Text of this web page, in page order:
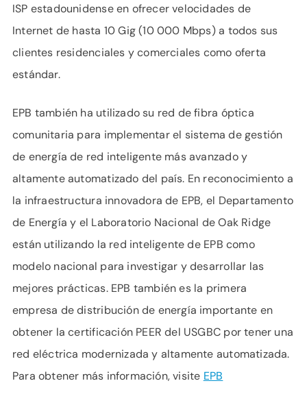
ISP estadounidense en ofrecer velocidades de
Internet de hasta 10 Gig (10 000 Mbps) a todos sus
clientes residenciales y comerciales como oferta
estándar.
EPB también ha utilizado su red de fibra óptica
comunitaria para implementar el sistema de gestión
de energía de red inteligente más avanzado y
altamente automatizado del país. En reconocimiento a
la infraestructura innovadora de EPB, el Departamento
de Energía y el Laboratorio Nacional de Oak Ridge
están utilizando la red inteligente de EPB como
modelo nacional para investigar y desarrollar las
mejores prácticas. EPB también es la primera
empresa de distribución de energía importante en
obtener la certificación PEER del USGBC por tener una
red eléctrica modernizada y altamente automatizada.
Para obtener más información, visite EPB